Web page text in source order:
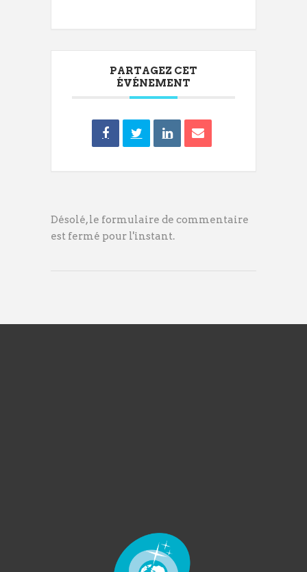
PARTAGEZ CET
ÉVÉNEMENT
Désolé, le formulaire de commentaire
est fermé pour l'instant.